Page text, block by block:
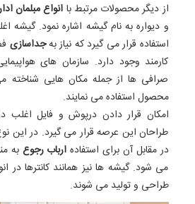
از دیگر محصولات مرتبط با انواع مبلمان
و دیواره به نام گیشه اشاره نمود. گیشه
استفاده قرار می‌ گیرد که نیاز بهجداسازی
کارمند وجود دارد. سازمان‌ های
صرافی‌ ها از جمله مکان ‌هایی شناخته
محصول استفاده می ‌نمایند.
امکان قرار دادن درپوش و فایل اغلب
طراحان این عرصه قرار می‌ گیرد. در
در مقابل آن برای استفادهارباب ‌رجوع به‌
می‌ شود. گیشه‌ ها نیز همانند کانترها در
طراحی و تولید می‌ شوند.